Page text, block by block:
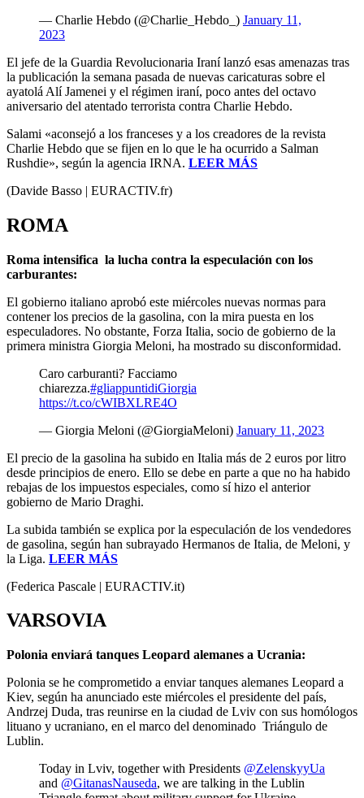
— Charlie Hebdo (@Charlie_Hebdo_) January 11,
2023
El jefe de la Guardia Revolucionaria Iraní lanzó esas amenazas tras
la publicación la semana pasada de nuevas caricaturas sobre el
ayatolá Alí Jamenei y el régimen iraní, poco antes del octavo
aniversario del atentado terrorista contra Charlie Hebdo.
Salami «aconsejó a los franceses y a los creadores de la revista
Charlie Hebdo que se fijen en lo que le ha ocurrido a Salman
Rushdie», según la agencia IRNA. LEER MÁS
(Davide Basso | EURACTIV.fr)
ROMA
Roma intensifica la lucha contra la especulación con los
carburantes:
El gobierno italiano aprobó este miércoles nuevas normas para
contener los precios de la gasolina, con la mira puesta en los
especuladores. No obstante, Forza Italia, socio de gobierno de la
primera ministra Giorgia Meloni, ha mostrado su disconformidad.
Caro carburanti? Facciamo
chiarezza.#gliappuntidiGiorgia
https://t.co/cWIBXLRE4O
— Giorgia Meloni (@GiorgiaMeloni) January 11, 2023
El precio de la gasolina ha subido en Italia más de 2 euros por litro
desde principios de enero. Ello se debe en parte a que no ha habido
rebajas de los impuestos especiales, como sí hizo el anterior
gobierno de Mario Draghi.
La subida también se explica por la especulación de los vendedores
de gasolina, según han subrayado Hermanos de Italia, de Meloni, y
la Liga. LEER MÁS
(Federica Pascale | EURACTIV.it)
VARSOVIA
Polonia enviará tanques Leopard alemanes a Ucrania:
Polonia se he comprometido a enviar tanques alemanes Leopard a
Kiev, según ha anunciado este miércoles el presidente del país,
Andrzej Duda, tras reunirse en la ciudad de Lviv con sus homólogos
lituano y ucraniano, en el marco del denominado Triángulo de
Lublin.
Today in Lviv, together with Presidents @ZelenskyyUa
and @GitanasNauseda, we are talking in the Lublin